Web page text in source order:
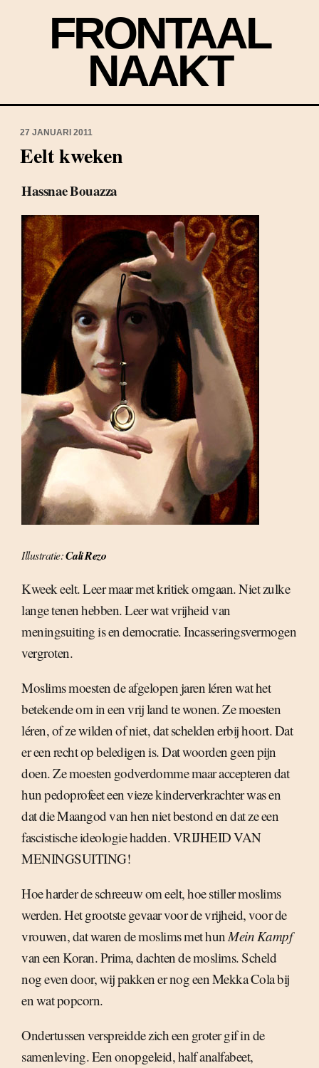
FRONTAAL
NAAKT
27 JANUARI 2011
Eelt kweken
Hassnae Bouazza
Illustratie:Cali Rezo
Kweek eelt. Leer maar met kritiek omgaan. Niet zulke
lange tenen hebben. Leer wat vrijheid van
meningsuiting is en democratie. Incasseringsvermogen
vergroten.
Moslims moesten de afgelopen jaren léren wat het
betekende om in een vrij land te wonen. Ze moesten
léren, of ze wilden of niet, dat schelden erbij hoort. Dat
er een recht op beledigen is. Dat woorden geen pijn
doen. Ze moesten godverdomme maar accepteren dat
hun pedoprofeet een vieze kinderverkrachter was en
dat die Maangod van hen niet bestond en dat ze een
fascistische ideologie hadden. VRIJHEID VAN
MENINGSUITING!
Hoe harder de schreeuw om eelt, hoe stiller moslims
werden. Het grootste gevaar voor de vrijheid, voor de
vrouwen, dat waren de moslims met hunMein Kampf
van een Koran. Prima, dachten de moslims. Scheld
nog even door, wij pakken er nog een Mekka Cola bij
en wat popcorn.
Ondertussen verspreidde zich een groter gif in de
samenleving. Een onopgeleid, half analfabeet,